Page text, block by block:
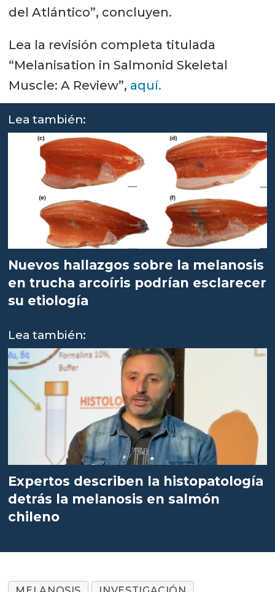
del Atlántico”, concluyen.
Lea la revisión completa titulada
“Melanisation in Salmonid Skeletal
Muscle: A Review”, aquí.
Lea también:
Nuevos hallazgos sobre la melanosis
en trucha arcoíris podrían esclarecer
su etiología
Lea también:
Expertos describen la histopatología
detrás la melanosis en salmón
chileno